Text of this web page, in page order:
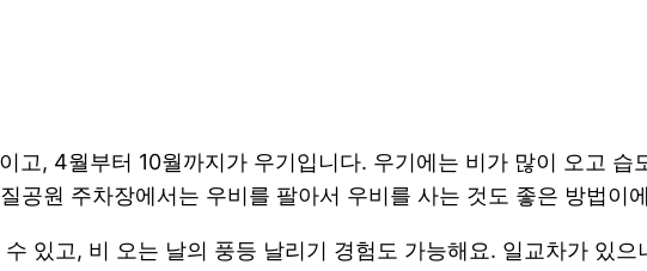
고, 4월부터 10월까지가 우기입니다. 우기에는 비가 많이 오고
공원 주차장에서는 우비를 팔아서 우비를 사는 것도 좋은 방법이
있고, 비 오는 날의 풍등 날리기 경험도 가능해요. 일교차가 있